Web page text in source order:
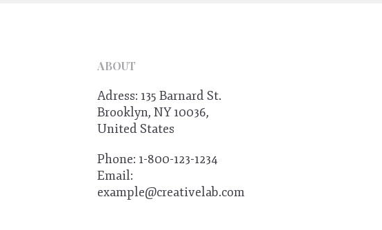
ABOUT
Adress: 135 Barnard St.
Brooklyn, NY 10036,
United States
Phone: 1-800-123-1234
Email:
example@creativelab.com